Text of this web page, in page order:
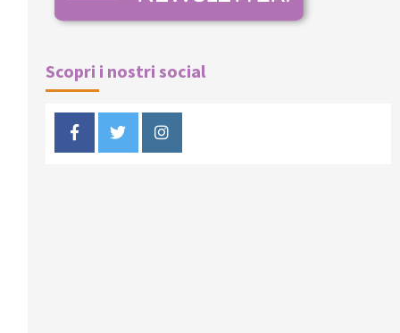
Scopri i nostri social
FacebookTwitterInstagram